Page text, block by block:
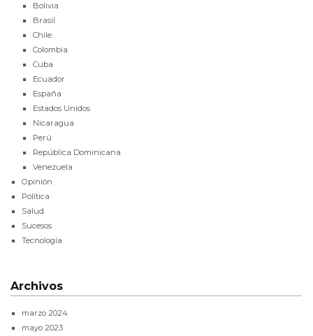
Bolivia
Brasil
Chile
Colombia
Cuba
Ecuador
España
Estados Unidos
Nicaragua
Perú
República Dominicana
Venezuela
Opinión
Política
Salud
Sucesos
Tecnología
Archivos
marzo 2024
mayo 2023